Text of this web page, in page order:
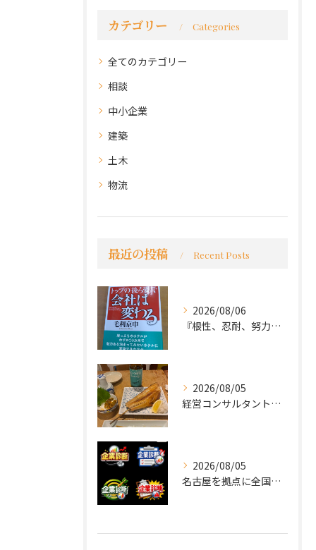
カテゴリー Categories
全てのカテゴリー
相談
中小企業
建築
土木
物流
最近の投稿 Recent Posts
2026/08/06
『根性、忍耐、努力という言葉は死語なのか』
2026/08/05
経営コンサルタントのモーちゃん・毛利京申です。
2026/08/05
名古屋を拠点に全国で活動する 経営コンサルタントの 毛利京申...